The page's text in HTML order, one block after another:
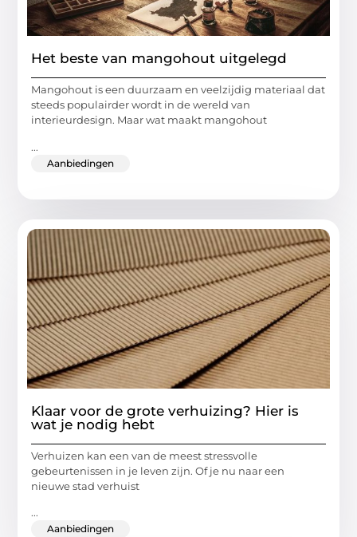
Het beste van mangohout uitgelegd
Mangohout is een duurzaam en veelzijdig materiaal dat
steeds populairder wordt in de wereld van
interieurdesign. Maar wat maakt mangohout
...
Aanbiedingen
Klaar voor de grote verhuizing? Hier is
wat je nodig hebt
Verhuizen kan een van de meest stressvolle
gebeurtenissen in je leven zijn. Of je nu naar een
nieuwe stad verhuist
...
Aanbiedingen